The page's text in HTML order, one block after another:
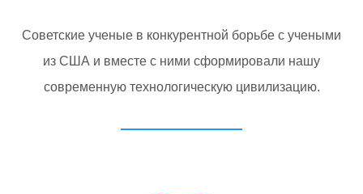
Советские ученые в конкурентной борьбе с учеными
из США и вместе с ними сформировали нашу
современную технологическую цивилизацию.